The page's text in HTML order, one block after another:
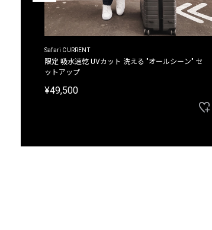
Safari CURRENT
限定 吸水速乾 UVカット 洗える "オールシーン" セ
ットアップ
¥49,500